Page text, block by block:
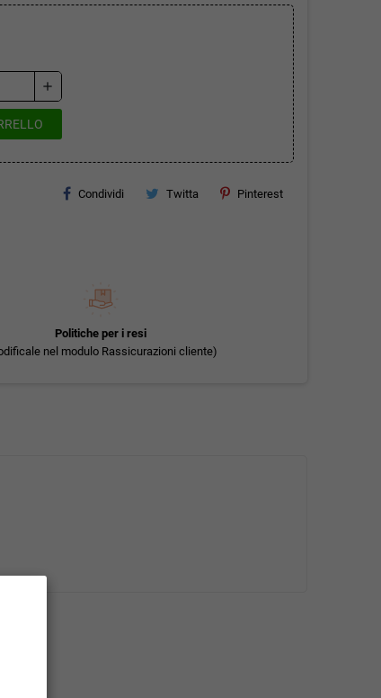
add
Condividi Twitta Pinterest
Politiche per i resi
nel modulo Rassicurazioni cliente)